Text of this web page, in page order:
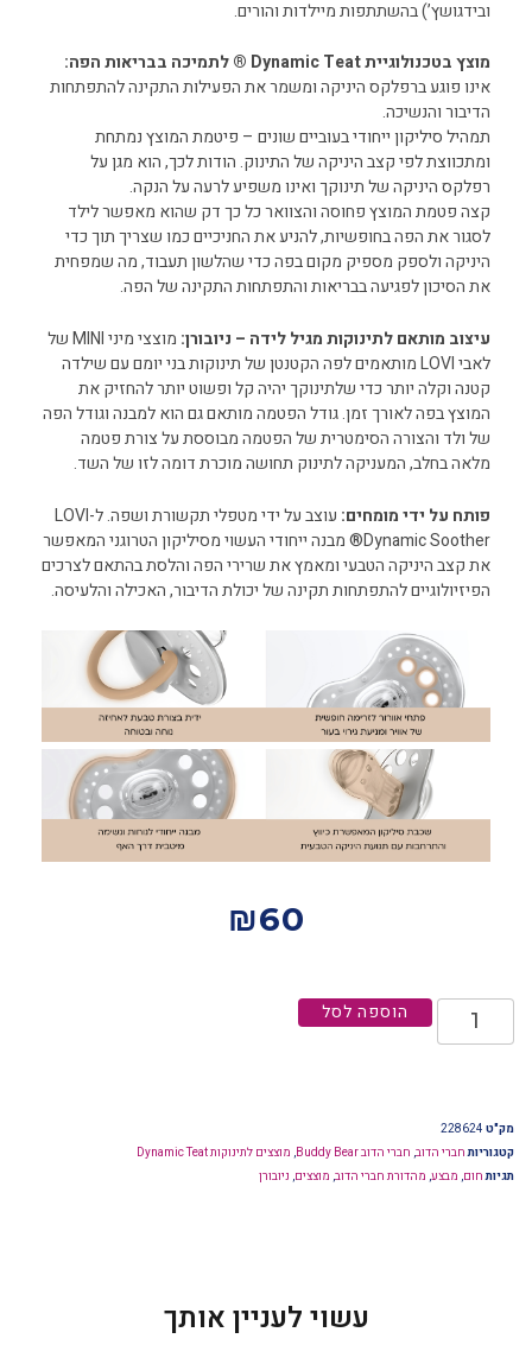
ובידגושץ’) בהשתתפות מיילדות והורים.
מוצץ בטכנולוגיית Dynamic Teat ® לתמיכה בבריאות הפה:
אינו פוגע ברפלקס היניקה ומשמר את הפעילות התקינה להתפתחות
הדיבור והנשיכה.
תמהיל סיליקון ייחודי בעוביים שונים – פיטמת המוצץ נמתחת
ומתכווצת לפי קצב היניקה של התינוק. הודות לכך, הוא מגן על
רפלקס היניקה של תינוקך ואינו משפיע לרעה על הנקה.
קצה פטמת המוצץ פחוסה והצוואר כל כך דק שהוא מאפשר לילד
לסגור את הפה בחופשיות, להניע את החניכיים כמו שצריך תוך כדי
היניקה ולספק מספיק מקום בפה כדי שהלשון תעבוד, מה שמפחית
את הסיכון לפגיעה בבריאות והתפתחות התקינה של הפה.
עיצוב מותאם לתינוקות מגיל לידה – ניובורן:
מוצצי מיני MINI של
לאבי LOVI מותאמים לפה הקטנטן של תינוקות בני יומם עם שילדה
קטנה וקלה יותר כדי שלתינוקך יהיה קל ופשוט יותר להחזיק את
המוצץ בפה לאורך זמן. גודל הפטמה מותאם גם הוא למבנה וגודל הפה
של ולד והצורה הסימטרית של הפטמה מבוססת על צורת פטמה
מלאה בחלב, המעניקה לתינוק תחושה מוכרת דומה לזו של השד.
פותח על ידי מומחים:
עוצב על ידי מטפלי תקשורת ושפה. ל-LOVI
Dynamic Soother® מבנה ייחודי העשוי מסיליקון הטרוגני המאפשר
את קצב היניקה הטבעי ומאמץ את שרירי הפה והלסת בהתאם לצרכים
הפיזיולוגיים להתפתחות תקינה של יכולת הדיבור, האכילה והלעיסה.
₪60
הוספה לסל
מק"ט 228624
קטגוריות חברי הדוב, חברי הדוב Buddy Bear , מוצצים לתינוקות Dynamic Teat
תגיות חום, מבצע, מהדורת חברי הדוב, מוצצים, ניובורן
עשוי לעניין אותך